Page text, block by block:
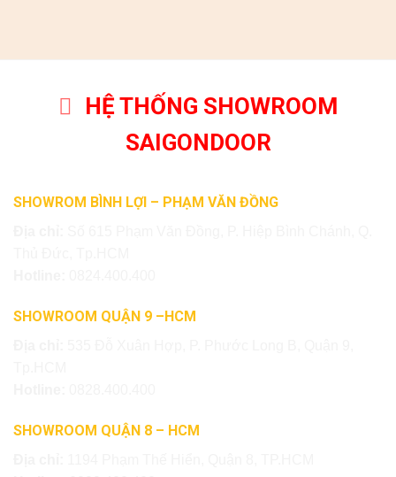
HỆ THỐNG SHOWROOM
SAIGONDOOR
SHOWROM BÌNH LỢI – PHẠM VĂN ĐỒNG
SHOWROOM QUẬN 9 –HCM
SHOWROOM QUẬN 8 – HCM